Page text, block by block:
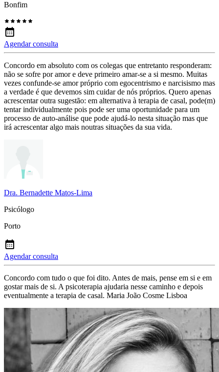
Bonfim
Agendar consulta
Concordo em absoluto com os colegas que entretanto responderam:
não se sofre por amor e deve primeiro amar-se a si mesmo. Muitas
vezes confunde-se amor próprio com egocentrismo e narcisismo mas
a verdade é que devemos sim cuidar de nós próprios. Quero apenas
acrescentar outra sugestão: em alternativa à terapia de casal, pode(m)
tentar individualmente pois pode ser uma oportunidade para um
processo de auto-análise que pode ajudá-lo nesta situação mas que
irá acrescentar algo mais noutras situações da sua vida.
Dra. Bernadette Matos-Lima
Psicólogo
Porto
Agendar consulta
Concordo com tudo o que foi dito. Antes de mais, pense em si e em
gostar mais de si. A psicoterapia ajudaria nesse caminho e depois
eventualmente a terapia de casal. Maria João Cosme Lisboa